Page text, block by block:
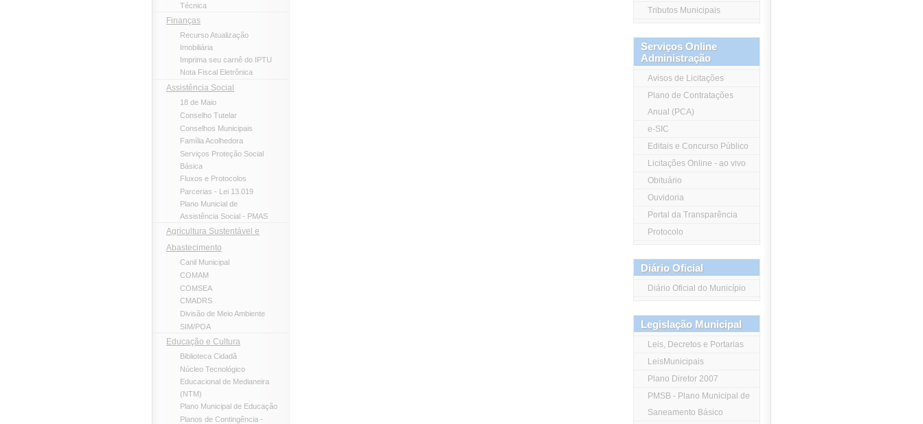
Técnica
Finanças
Recurso Atualização
Imobiliária
Imprima seu carnê do IPTU
Nota Fiscal Eletrônica
Assistência Social
18 de Maio
Conselho Tutelar
Conselhos Municipais
Família Acolhedora
Serviços Proteção Social
Básica
Fluxos e Protocolos
Parcerias - Lei 13.019
Plano Municial de
Assistência Social - PMAS
Agricultura Sustentável e
Abastecimento
Canil Municipal
COMAM
COMSEA
CMADRS
Divisão de Meio Ambiente
SIM/POA
Educação e Cultura
Biblioteca Cidadã
Núcleo Tecnológico
Educacional de Medianeira
(NTM)
Plano Municipal de Educação
Planos de Contingência -
Tributos Municipais
Serviços Online
Administração
Avisos de Licitações
Plano de Contratações
Anual (PCA)
e-SIC
Editais e Concurso Público
Licitações Online - ao vivo
Obituário
Ouvidoria
Portal da Transparência
Protocolo
Diário Oficial
Diário Oficial do Município
Legislação Municipal
Leis, Decretos e Portarias
LeisMunicipais
Plano Diretor 2007
PMSB - Plano Municipal de
Saneamento Básico